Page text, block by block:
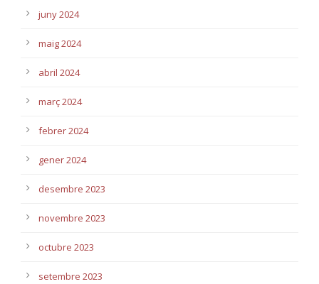
juny 2024
maig 2024
abril 2024
març 2024
febrer 2024
gener 2024
desembre 2023
novembre 2023
octubre 2023
setembre 2023